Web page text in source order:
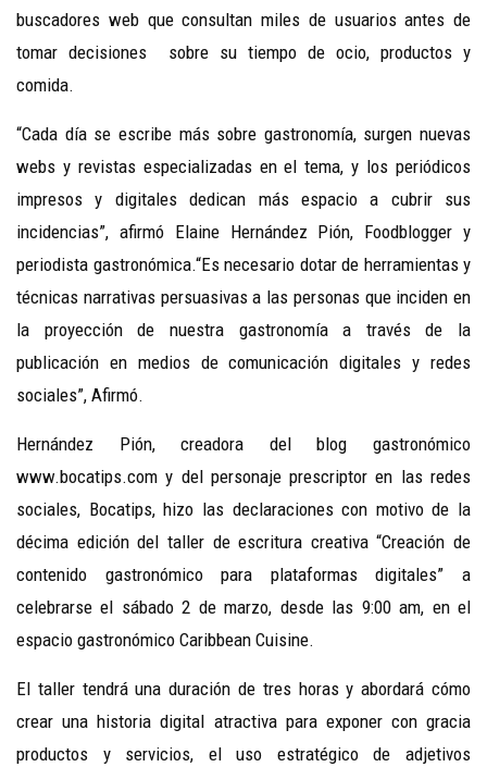
buscadores web que consultan miles de usuarios antes de
tomar decisiones sobre su tiempo de ocio, productos y
comida.
“Cada día se escribe más sobre gastronomía, surgen nuevas
webs y revistas especializadas en el tema, y los periódicos
impresos y digitales dedican más espacio a cubrir sus
incidencias”, afirmó Elaine Hernández Pión, Foodblogger y
periodista gastronómica.“Es necesario dotar de herramientas y
técnicas narrativas persuasivas a las personas que inciden en
la proyección de nuestra gastronomía a través de la
publicación en medios de comunicación digitales y redes
sociales”, Afirmó.
Hernández Pión, creadora del blog gastronómico
www.bocatips.com y del personaje prescriptor en las redes
sociales, Bocatips, hizo las declaraciones con motivo de la
décima edición del taller de escritura creativa “Creación de
contenido gastronómico para plataformas digitales” a
celebrarse el sábado 2 de marzo, desde las 9:00 am, en el
espacio gastronómico Caribbean Cuisine.
El taller tendrá una duración de tres horas y abordará cómo
crear una historia digital atractiva para exponer con gracia
productos y servicios, el uso estratégico de adjetivos